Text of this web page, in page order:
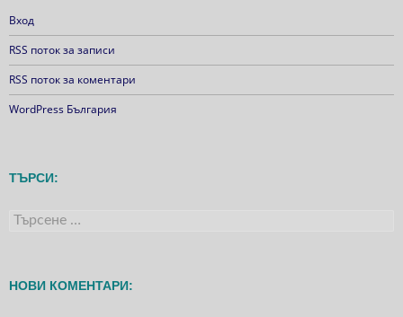
Вход
RSS поток за записи
RSS поток за коментари
WordPress България
ТЪРСИ:
Търсене
за:
НОВИ КОМЕНТАРИ: